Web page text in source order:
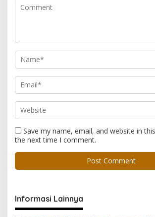
Save my name, email, and website in
the next time I comment.
Informasi Lainnya